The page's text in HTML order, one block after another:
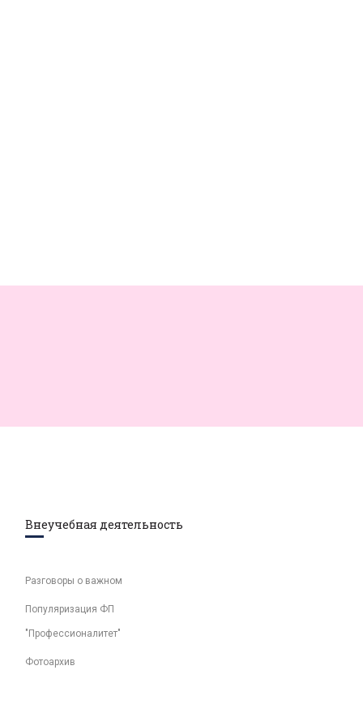
Внеучебная деятельность
Разговоры о важном
Популяризация ФП
"Профессионалитет"
Фотоархив